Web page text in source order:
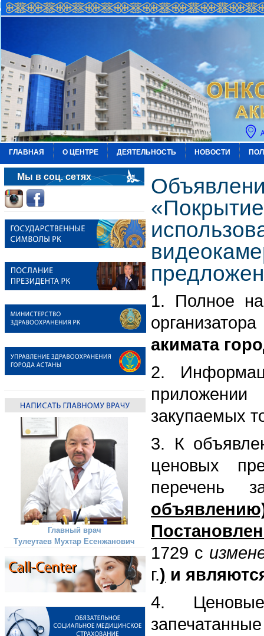
ГЛАВНАЯ О ЦЕНТРЕ ДЕЯТЕЛЬНОСТЬ НОВОСТИ
Мы в соц. сетях
Главный врач
Тулеутаев Мухтар Есенжанович
1. Полное
акимата
2.
закупаемых
3. К
ценовых
перечень
1729 с
г.) и
4. Ценовые